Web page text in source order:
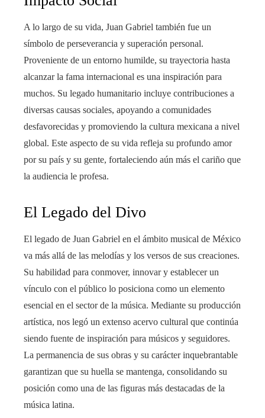
A lo largo de su vida, Juan Gabriel también fue un
símbolo de perseverancia y superación personal.
Proveniente de un entorno humilde, su trayectoria hasta
alcanzar la fama internacional es una inspiración para
muchos. Su legado humanitario incluye contribuciones a
diversas causas sociales, apoyando a comunidades
desfavorecidas y promoviendo la cultura mexicana a nivel
global. Este aspecto de su vida refleja su profundo amor
por su país y su gente, fortaleciendo aún más el cariño que
la audiencia le profesa.
El Legado del Divo
El legado de Juan Gabriel en el ámbito musical de México
va más allá de las melodías y los versos de sus creaciones.
Su habilidad para conmover, innovar y establecer un
vínculo con el público lo posiciona como un elemento
esencial en el sector de la música. Mediante su producción
artística, nos legó un extenso acervo cultural que continúa
siendo fuente de inspiración para músicos y seguidores.
La permanencia de sus obras y su carácter inquebrantable
garantizan que su huella se mantenga, consolidando su
posición como una de las figuras más destacadas de la
música latina.